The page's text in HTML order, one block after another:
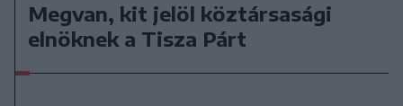
Megvan, kit jelöl köztársasági
elnöknek a Tisza Párt